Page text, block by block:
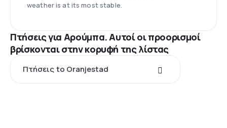
weather is at its most stable.
Πτήσεις για Αρούμπα. Αυτοί οι προορισμοί
βρίσκονται στην κορυφή της λίστας
Πτήσεις to Oranjestad